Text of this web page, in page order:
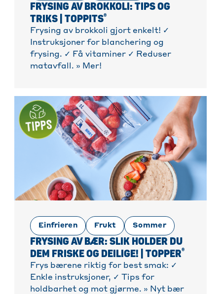
FRYSING AV BROKKOLI: TIPS OG
TRIKS | TOPPITS®
Frysing av brokkoli gjort enkelt! ✓
Instruksjoner for blanchering og
frysing. ✓ Få vitaminer ✓ Reduser
matavfall. » Mer!
Einfrieren Frukt Sommer
FRYSING AV BÆR: SLIK HOLDER DU
DEM FRISKE OG DEILIGE! | TOPPER®
Frys bærene riktig for best smak: ✓
Enkle instruksjoner, ✓ Tips for
holdbarhet og mot gjørme. » Nyt bær